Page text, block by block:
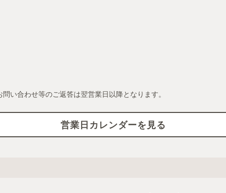
合わせ等のご返答は翌営業日以降となります。
営業日カレンダーを見る